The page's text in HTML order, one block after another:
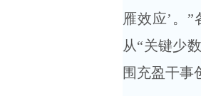
雁效应’。
从“关键少
围充盈干事